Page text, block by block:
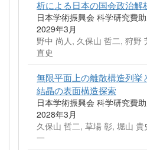
析による日本の国会政治解
日本学術振興会 科学研究費
2029年3月
野中 尚人, 久保山 哲二, 狩野
直史
無限平面上の離散構造列挙
結晶の表面構造探索
日本学術振興会 科学研究費
2028年3月
久保山 哲二, 草場 彰, 堀山
一